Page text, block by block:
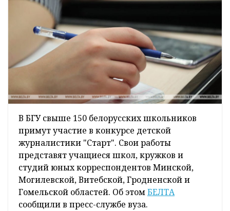
В БГУ свыше 150 белорусских школьников
примут участие в конкурсе детской
журналистики "Старт". Свои работы
представят учащиеся школ, кружков и
студий юных корреспондентов Минской,
Могилевской, Витебской, Гродненской и
Гомельской областей. Об этомБЕЛТА
сообщили в пресс-службе вуза.